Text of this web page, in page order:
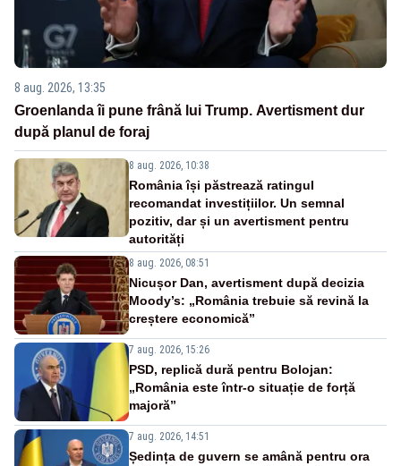
8 aug. 2026, 13:35
Groenlanda îi pune frână lui Trump. Avertisment dur
după planul de foraj
8 aug. 2026, 10:38
România își păstrează ratingul
recomandat investițiilor. Un semnal
pozitiv, dar și un avertisment pentru
autorități
8 aug. 2026, 08:51
Nicușor Dan, avertisment după decizia
Moody’s: „România trebuie să revină la
creștere economică”
7 aug. 2026, 15:26
PSD, replică dură pentru Bolojan:
„România este într-o situație de forță
majoră”
7 aug. 2026, 14:51
Ședința de guvern se amână pentru ora